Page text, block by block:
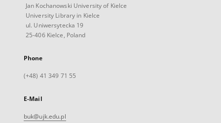
Jan Kochanowski University of Kielce
University Library in Kielce
ul. Uniwersytecka 19
25-406 Kielce, Poland
Phone
(+48) 41 349 71 55
E-Mail
buk@ujk.edu.pl